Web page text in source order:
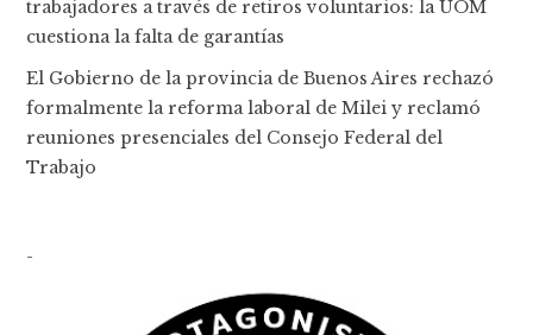
trabajadores a través de retiros voluntarios: la UOM
cuestiona la falta de garantías
El Gobierno de la provincia de Buenos Aires rechazó
formalmente la reforma laboral de Milei y reclamó
reuniones presenciales del Consejo Federal del
Trabajo
-